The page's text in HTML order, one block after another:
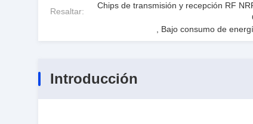
Resaltar:
Chips de transmisión y recepción RF
Bajo consumo de
Introducción